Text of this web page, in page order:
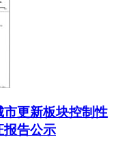
更新板块控制性
报告公示